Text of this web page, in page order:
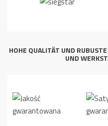
HOHE QUALITÄT UND
UND